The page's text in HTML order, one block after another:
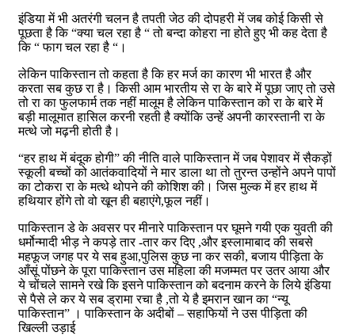
इंडिया में भी अतरंगी चलन है तपती जेठ की दोपहरी में जब कोई किसी से
पूछता है कि “क्या चल रहा है “ तो बन्दा कोहरा ना होते हुए भी कह देता है
कि “ फाग चल रहा है “।
लेकिन पाकिस्तान तो कहता है कि हर मर्ज का कारण भी भारत है और
करता सब कुछ रा है। किसी आम भारतीय से रा के बारे में पूछा जाए तो उसे
तो रा का फुलफार्म तक नहीं मालूम है लेकिन पाकिस्तान को रा के बारे में
बड़ी मालूमात हासिल करनी रहती है क्योंकि उन्हें अपनी कारस्तानी रा के
मत्थे जो मढ़नी होती है।
“हर हाथ में बंदूक होगी” की नीति वाले पाकिस्तान में जब पेशावर में सैकड़ों
स्कूली बच्चों को आतंकवादियों ने मार डाला था तो तुरन्त उन्होंने अपने पापों
का टोकरा रा के मत्थे थोपने की कोशिश की। जिस मुल्क में हर हाथ में
हथियार होंगे तो वो खून ही बहाएंगे,फूल नहीं।
पाकिस्तान डे के अवसर पर मीनारे पाकिस्तान पर घूमने गयी एक युवती की
धर्मोन्मादी भीड़ ने कपड़े तार -तार कर दिए ,और इस्लामाबाद की सबसे
महफूज जगह पर ये सब हुआ,पुलिस कुछ ना कर सकी, बजाय पीड़िता के
आँसूं पोंछने के पूरा पाकिस्तान उस महिला की मजम्मत पर उतर आया और
ये चोंचले सामने रखे कि इसने पाकिस्तान को बदनाम करने के लिये इंडिया
से पैसे ले कर ये सब ड्रामा रचा है ,तो ये है इमरान खान का “न्यू
पाकिस्तान” । पाकिस्तान के अदीबों – सहाफियों ने उस पीड़िता की
खिल्ली उड़ाई